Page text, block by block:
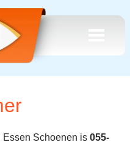
Essen Schoenen is 055-